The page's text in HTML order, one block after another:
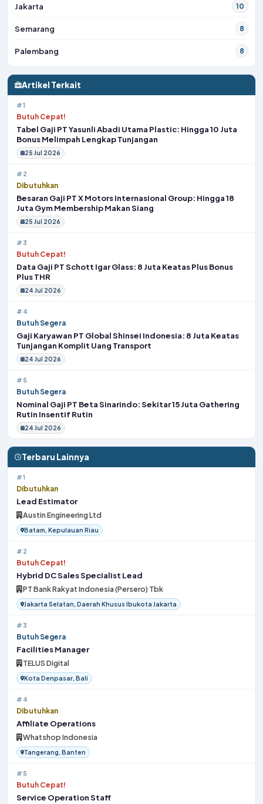
Jakarta 10
Semarang 8
Palembang 8
Artikel Terkait
#1
Butuh Cepat!
Tabel Gaji PT Yasunli Abadi Utama Plastic: Hingga 10 Juta
Bonus Melimpah Lengkap Tunjangan
25 Jul 2026
#2
Dibutuhkan
Besaran Gaji PT X Motors Internasional Group: Hingga 18
Juta Gym Membership Makan Siang
25 Jul 2026
#3
Butuh Cepat!
Data Gaji PT Schott Igar Glass: 8 Juta Keatas Plus Bonus
Plus THR
24 Jul 2026
#4
Butuh Segera
Gaji Karyawan PT Global Shinsei Indonesia: 8 Juta Keatas
Tunjangan Komplit Uang Transport
24 Jul 2026
#5
Butuh Segera
Nominal Gaji PT Beta Sinarindo: Sekitar 15 Juta Gathering
Rutin Insentif Rutin
24 Jul 2026
Terbaru Lainnya
#1
Dibutuhkan
Lead Estimator
Austin Engineering Ltd
Batam, Kepulauan Riau
#2
Butuh Cepat!
Hybrid DC Sales Specialist Lead
PT Bank Rakyat Indonesia (Persero) Tbk
Jakarta Selatan, Daerah Khusus Ibukota Jakarta
#3
Butuh Segera
Facilities Manager
TELUS Digital
Kota Denpasar, Bali
#4
Dibutuhkan
Affiliate Operations
Whatshop Indonesia
Tangerang, Banten
#5
Butuh Cepat!
Service Operation Staff